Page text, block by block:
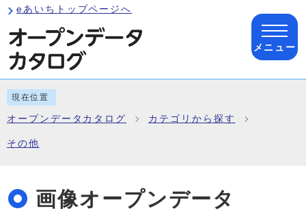
ページの先頭です
eあいちトップページへ
メニュー
ここから本文です
現在位置
オープンデータカタログ カテゴリから探す
その他
画像オープンデータ